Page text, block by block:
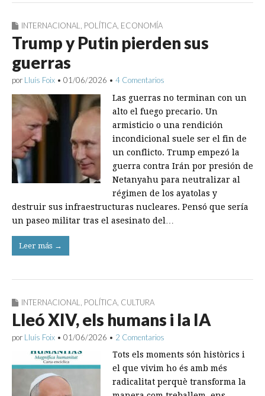
INTERNACIONAL POLÍTICA ECONOMÍA
Trump y Putin pierden sus
guerras
por Lluís Foix • 01/06/2026 • 4 Comentarios
Las guerras no terminan con un
alto el fuego precario. Un
armisticio o una rendición
incondicional suele ser el fin de
un conflicto. Trump empezó la
guerra contra Irán por presión de
Netanyahu para neutralizar al
régimen de los ayatolas y
destruir sus infraestructuras nucleares. Pensó que sería
un paseo militar tras el asesinato del…
Leer más →
INTERNACIONAL POLÍTICA CULTURA
Lleó XIV, els humans i la IA
por Lluís Foix • 01/06/2026 • 2 Comentarios
Tots els moments són històrics i
el que vivim ho és amb més
radicalitat perquè transforma la